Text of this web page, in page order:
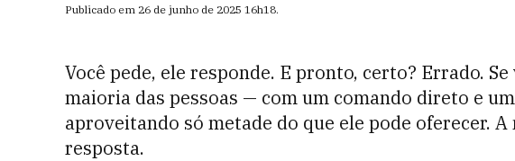
Publicado em 26 de junho de 2025 16h18.
Você pede, ele responde. E pronto, certo? Errado. Se
maioria das pessoas — com um comando direto e
aproveitando só metade do que ele pode oferecer.
resposta.